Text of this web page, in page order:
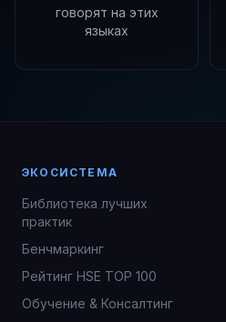
говорят на этих
языках
ЭКОСИСТЕМА
Библиотека лучших
практик
Бенчмаркинг
Рейтинг HSE TOP 100
Обучение & Консалтинг